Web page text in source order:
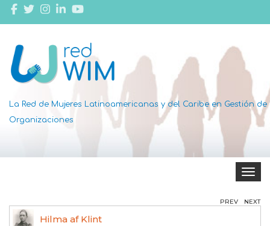
La Red de Mujeres Latinoamericanas y del Caribe en Gestión de
Organizaciones
Toggle
Hilma af Klint
PREV NEXT